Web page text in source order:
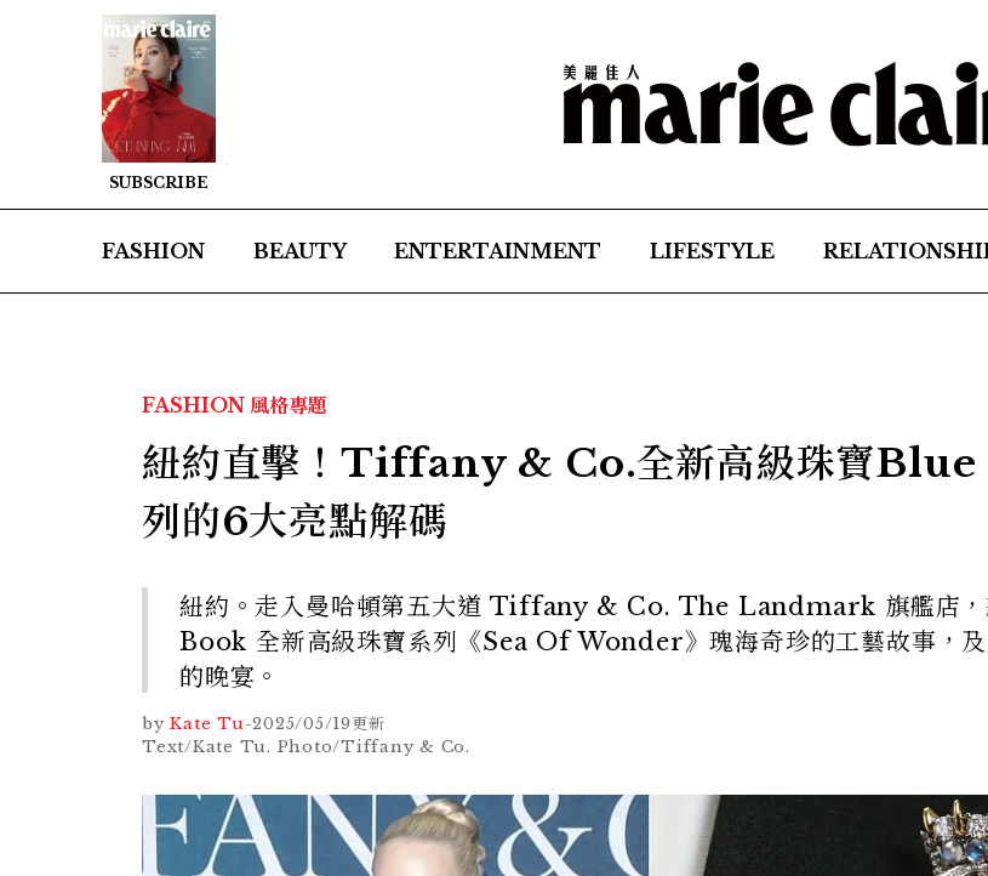
SUBSCRIBE
FASHION BEAUTY ENTERTAINMENT LIFESTYLE
FASHION 風格專題
紐約直擊！Tiffany & Co.全新高級珠寶
列的6大亮點解碼
紐約。走入曼哈頓第五大道 Tiffany & Co. The Landmark 旗艦店
Book 全新高級珠寶系列《Sea Of Wonder》瑰海奇珍的工藝故事，
的晚宴。
by Kate Tu-2025/05/19更新
Text/Kate Tu. Photo/Tiffany & Co.